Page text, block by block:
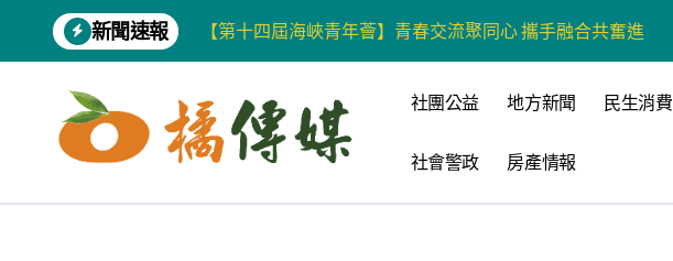
content
新聞速報
【第十四屆海峽青年薈】青春交流聚同心 攜手融合共奮進
增殖放流超65萬尾魚苗 兩岸學生共營環保生態環境
【第十四屆海峽青年薈】兩岸青年福州體驗水上運動
柯志恩競選網站正式上線 打造數位選戰新平台 公開五大亮點
社團公益 地方新聞 民生消費
社會警政 房產情報